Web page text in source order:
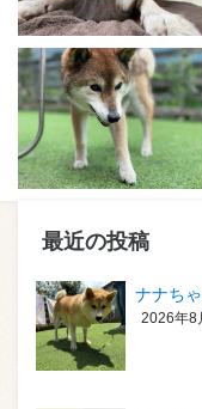
最近の投稿
ナナち
2026年8